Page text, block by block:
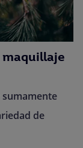
maquillaje
sumamente
de